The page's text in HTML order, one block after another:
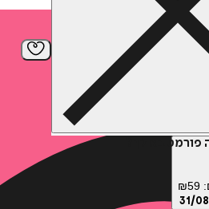
פורמט בא לך?
₪59
31/